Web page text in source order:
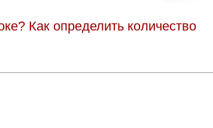
Как определить количество